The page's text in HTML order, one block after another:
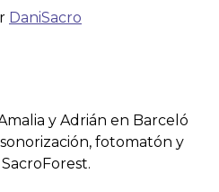
DaniSacro
y Adrián en Barceló
fotomatón y